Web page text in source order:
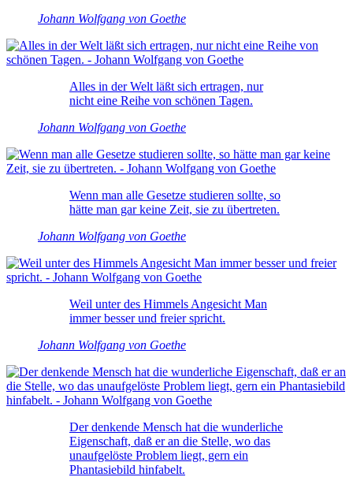
Johann Wolfgang von Goethe
Alles in der Welt läßt sich ertragen, nur
nicht eine Reihe von schönen Tagen.
Johann Wolfgang von Goethe
Wenn man alle Gesetze studieren sollte, so
hätte man gar keine Zeit, sie zu übertreten.
Johann Wolfgang von Goethe
Weil unter des Himmels Angesicht Man
immer besser und freier spricht.
Johann Wolfgang von Goethe
Der denkende Mensch hat die wunderliche
Eigenschaft, daß er an die Stelle, wo das
unaufgelöste Problem liegt, gern ein
Phantasiebild hinfabelt.